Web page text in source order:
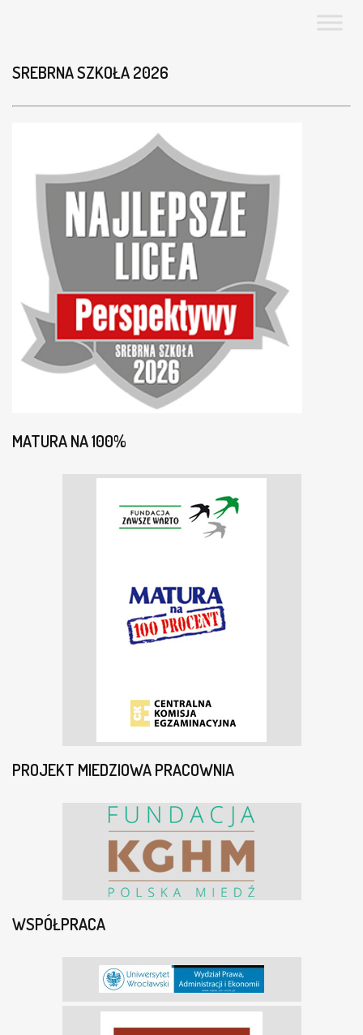
SREBRNA SZKOŁA 2026
MATURA NA 100%
PROJEKT MIEDZIOWA PRACOWNIA
WSPÓŁPRACA